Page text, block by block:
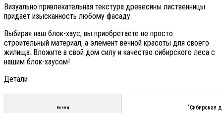
Визуально привлекательная текстура древесины лиственницы
придает изысканность любому фасаду.
Выбирая наш блок-хаус, вы приобретаете не просто
строительный материал, а элемент вечной красоты для своего
жилища. Вложите в свой дом силу и качество сибирского леса с
нашим блок-хаусом!
Детали
Бренд "Сибирская